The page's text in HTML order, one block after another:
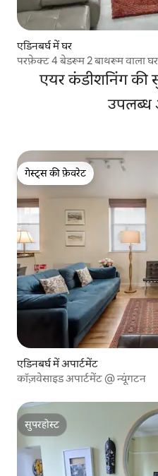
एडिनबर्घ में घर
परफ़ेक्ट 4 बेडरूम 2 बाथरूम वाला घर
एयर कंडीशनिंग की
उपलब्ध
गेस्ट्स की फ़ेवरेट
गेस्ट्स की फ़ेवरेट
एडिनबर्घ में अपार्टमेंट
कॉज़वेसाइड अपार्टमेंट @ न्यूंगटन
सुपरहोस्ट
सुपरहोस्ट